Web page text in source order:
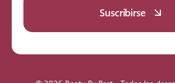
Suscribirse